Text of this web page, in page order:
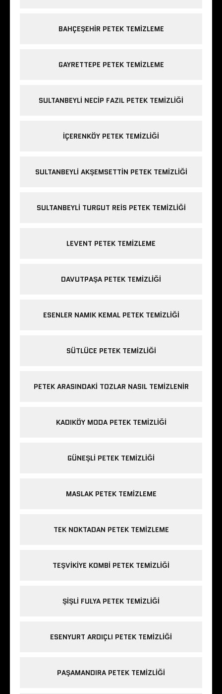
BAHÇEŞEHIR PETEK TEMIZLEME
GAYRETTEPE PETEK TEMIZLEME
SULTANBEYLI NECIP FAZIL PETEK TEMIZLIĞI
IÇERENKÖY PETEK TEMIZLIĞI
SULTANBEYLI AKŞEMSETTIN PETEK TEMIZLIĞI
SULTANBEYLI TURGUT REIS PETEK TEMIZLIĞI
LEVENT PETEK TEMIZLEME
DAVUTPAŞA PETEK TEMIZLIĞI
ESENLER NAMIK KEMAL PETEK TEMIZLIĞI
SÜTLÜCE PETEK TEMIZLIĞI
PETEK ARASINDAKI TOZLAR NASIL TEMIZLENIR
KADIKÖY MODA PETEK TEMIZLIĞI
GÜNEŞLI PETEK TEMIZLIĞI
MASLAK PETEK TEMIZLEME
TEK NOKTADAN PETEK TEMIZLEME
TEŞVIKIYE KOMBI PETEK TEMIZLIĞI
ŞIŞLI FULYA PETEK TEMIZLIĞI
ESENYURT ARDIÇLI PETEK TEMIZLIĞI
PAŞAMANDIRA PETEK TEMIZLIĞI